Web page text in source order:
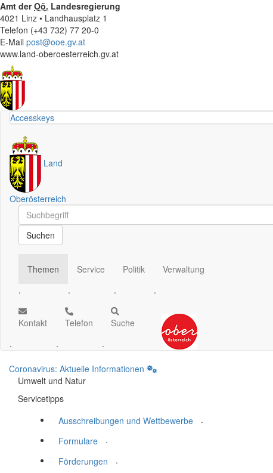
Amt derOö. Landesregierung
4021 Linz • Landhausplatz 1
Telefon (+43 732) 77 20-0
E-Mail post@ooe.gv.at
www.land-oberoesterreich.gv.at
Accesskeys
Land
Oberösterreich
Schnellsuche
Schnellsuche
Suchen
Themen
.
Service
.
Politik
.
Verwaltung
.
Kontakt
.
Telefon
.
Suche
.
Coronavirus: Aktuelle Informationen
Umwelt und Natur
Servicetipps
Ausschreibungen und Wettbewerbe
.
Formulare
.
Förderungen
.